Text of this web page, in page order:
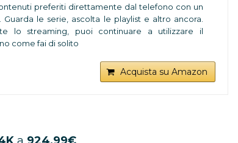
preferiti direttamente dal telefono con un
Guarda le serie, ascolta le playlist e altro ancora.
lo streaming, puoi continuare a utilizzare il
come fai di solito
da oltre 2000 app come YouTube, YouTube
Disney+, DAZN e HBO NOW
fornitori di contenuti richiedono di sottoscrivere un
Acquista su Amazon